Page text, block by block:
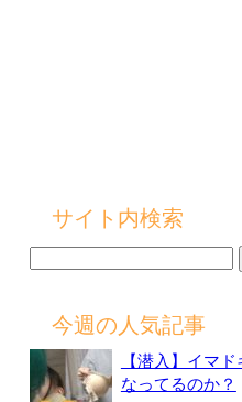
サイト内検索
今週の人気記事
【潜入】イマ
なってるのか？